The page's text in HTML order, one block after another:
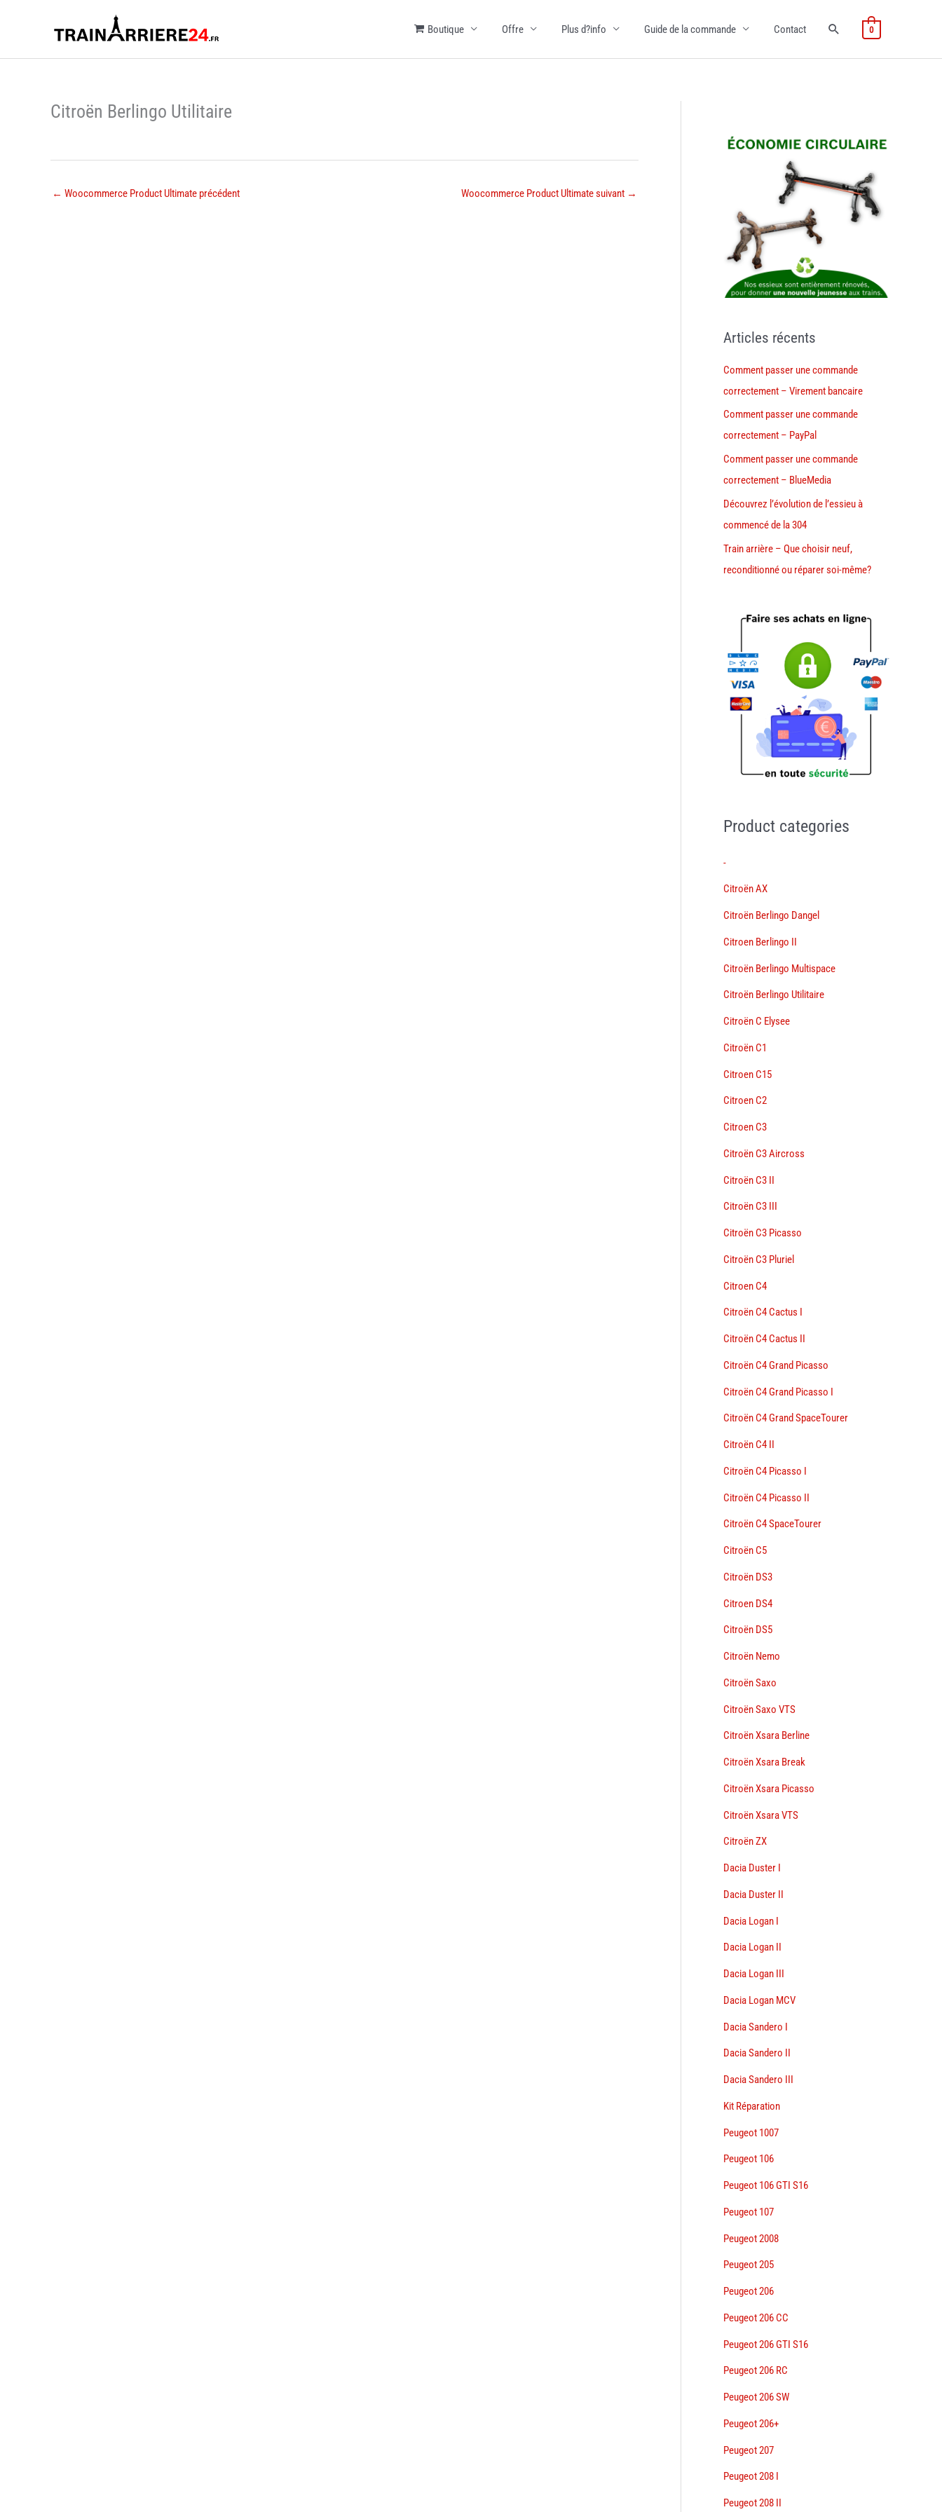
Boutique Offre Plus d?info Guide de la commande Contact 0
Citroën Berlingo Utilitaire
← Woocommerce Product Ultimate précédent Woocommerce Product Ultimate suivant →
Articles récents
Comment passer une commande
correctement – Virement bancaire
Comment passer une commande
correctement – PayPal
Comment passer une commande
correctement – BlueMedia
Découvrez l’évolution de l’essieu à
commencé de la 304
Train arrière – Que choisir neuf,
reconditionné ou réparer soi-même?
Product categories
-
Citroën AX
Citroën Berlingo Dangel
Citroen Berlingo II
Citroën Berlingo Multispace
Citroën Berlingo Utilitaire
Citroën C Elysee
Citroën C1
Citroen C15
Citroen C2
Citroen C3
Citroën C3 Aircross
Citroën C3 II
Citroën C3 III
Citroën C3 Picasso
Citroën C3 Pluriel
Citroen C4
Citroën C4 Cactus I
Citroën C4 Cactus II
Citroën C4 Grand Picasso
Citroën C4 Grand Picasso I
Citroën C4 Grand SpaceTourer
Citroën C4 II
Citroën C4 Picasso I
Citroën C4 Picasso II
Citroën C4 SpaceTourer
Citroën C5
Citroën DS3
Citroen DS4
Citroën DS5
Citroën Nemo
Citroën Saxo
Citroën Saxo VTS
Citroën Xsara Berline
Citroën Xsara Break
Citroën Xsara Picasso
Citroën Xsara VTS
Citroën ZX
Dacia Duster I
Dacia Duster II
Dacia Logan I
Dacia Logan II
Dacia Logan III
Dacia Logan MCV
Dacia Sandero I
Dacia Sandero II
Dacia Sandero III
Kit Réparation
Peugeot 1007
Peugeot 106
Peugeot 106 GTI S16
Peugeot 107
Peugeot 2008
Peugeot 205
Peugeot 206
Peugeot 206 CC
Peugeot 206 GTI S16
Peugeot 206 RC
Peugeot 206 SW
Peugeot 206+
Peugeot 207
Peugeot 208 I
Peugeot 208 II